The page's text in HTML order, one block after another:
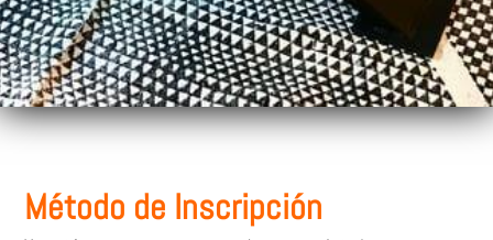
Método de Inscripción